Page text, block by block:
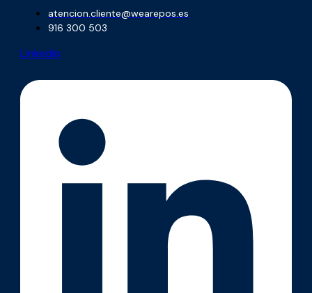
atencion.cliente@wearepos.es
916 300 503
Linkedin